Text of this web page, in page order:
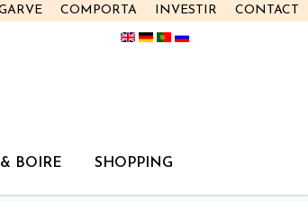
CONTACT
INVESTIR
COMPORTA
BOIRE SHOPPING